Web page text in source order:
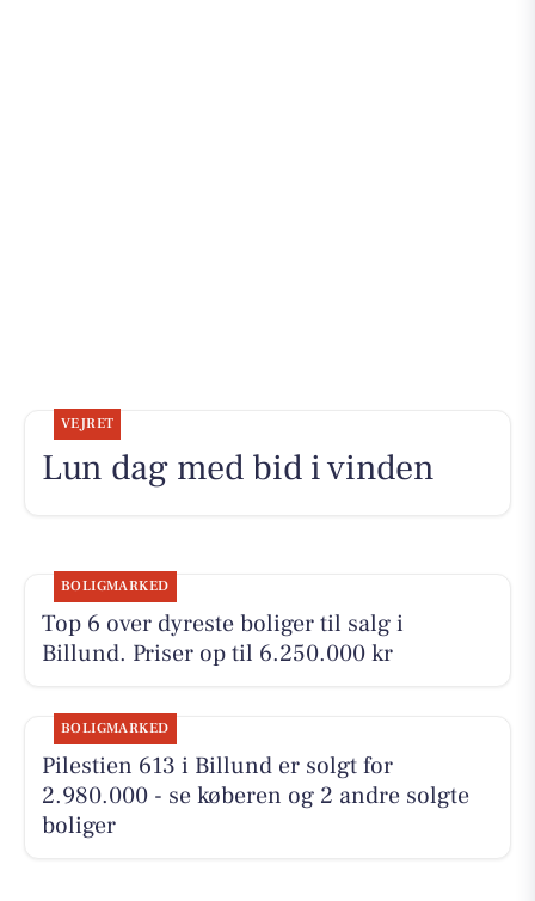
VEJRET
Lun dag med bid i vinden
BOLIGMARKED
Top 6 over dyreste boliger til salg i
Billund. Priser op til 6.250.000 kr
BOLIGMARKED
Pilestien 613 i Billund er solgt for
2.980.000 - se køberen og 2 andre solgte
boliger